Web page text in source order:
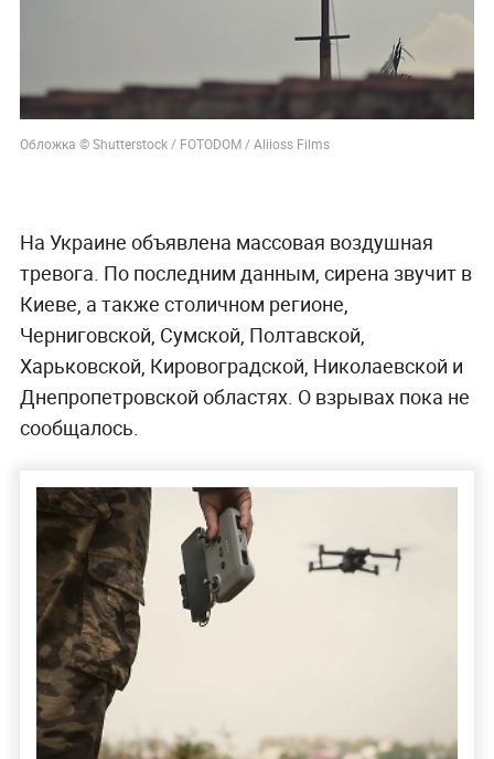
Обложка © Shutterstock / FOTODOM / Aliioss Films
На Украине объявлена массовая воздушная
тревога. По последним данным, сирена звучит в
Киеве, а также столичном регионе,
Черниговской, Сумской, Полтавской,
Харьковской, Кировоградской, Николаевской и
Днепропетровской областях. О взрывах пока не
сообщалось.